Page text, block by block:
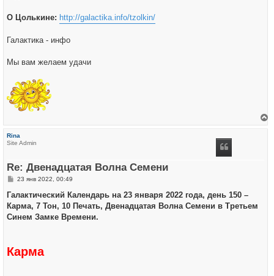
О Цолькине: http://galactika.info/tzolkin/
Галактика - инфо
Мы вам желаем удачи
Rina
Site Admin
Re: Двенадцатая Волна Семени
С
о
щ
е
23 янв 2022, 00:49
Галактический Календарь на 23 января 2022 года, день 150 –
Карма, 7 Тон, 10 Печать, Двенадцатая Волна Семени в Третьем
Синем Замке Времени.
Карма